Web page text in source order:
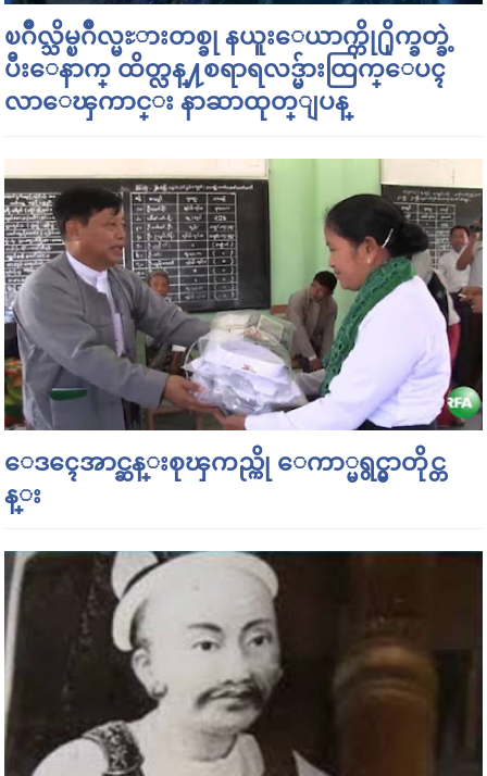
ၿဂိဳလ္သိမ္ၿဂိဳလ္မႊားတစ္ခု နယူးေယာက္ကို႐ိုက္ခတ္ခဲ့
ပီးေနာက္ ထိတ္လန္႔စရာရလဒ္မ်ားထြက္ေပၚ
လာေၾကာင္း နာဆာထုတ္ျပန္
ေဒၚေအာင္ဆန္းစုၾကည္ကို ေကာ္မရွင္မွာတိုင္တ
န္း